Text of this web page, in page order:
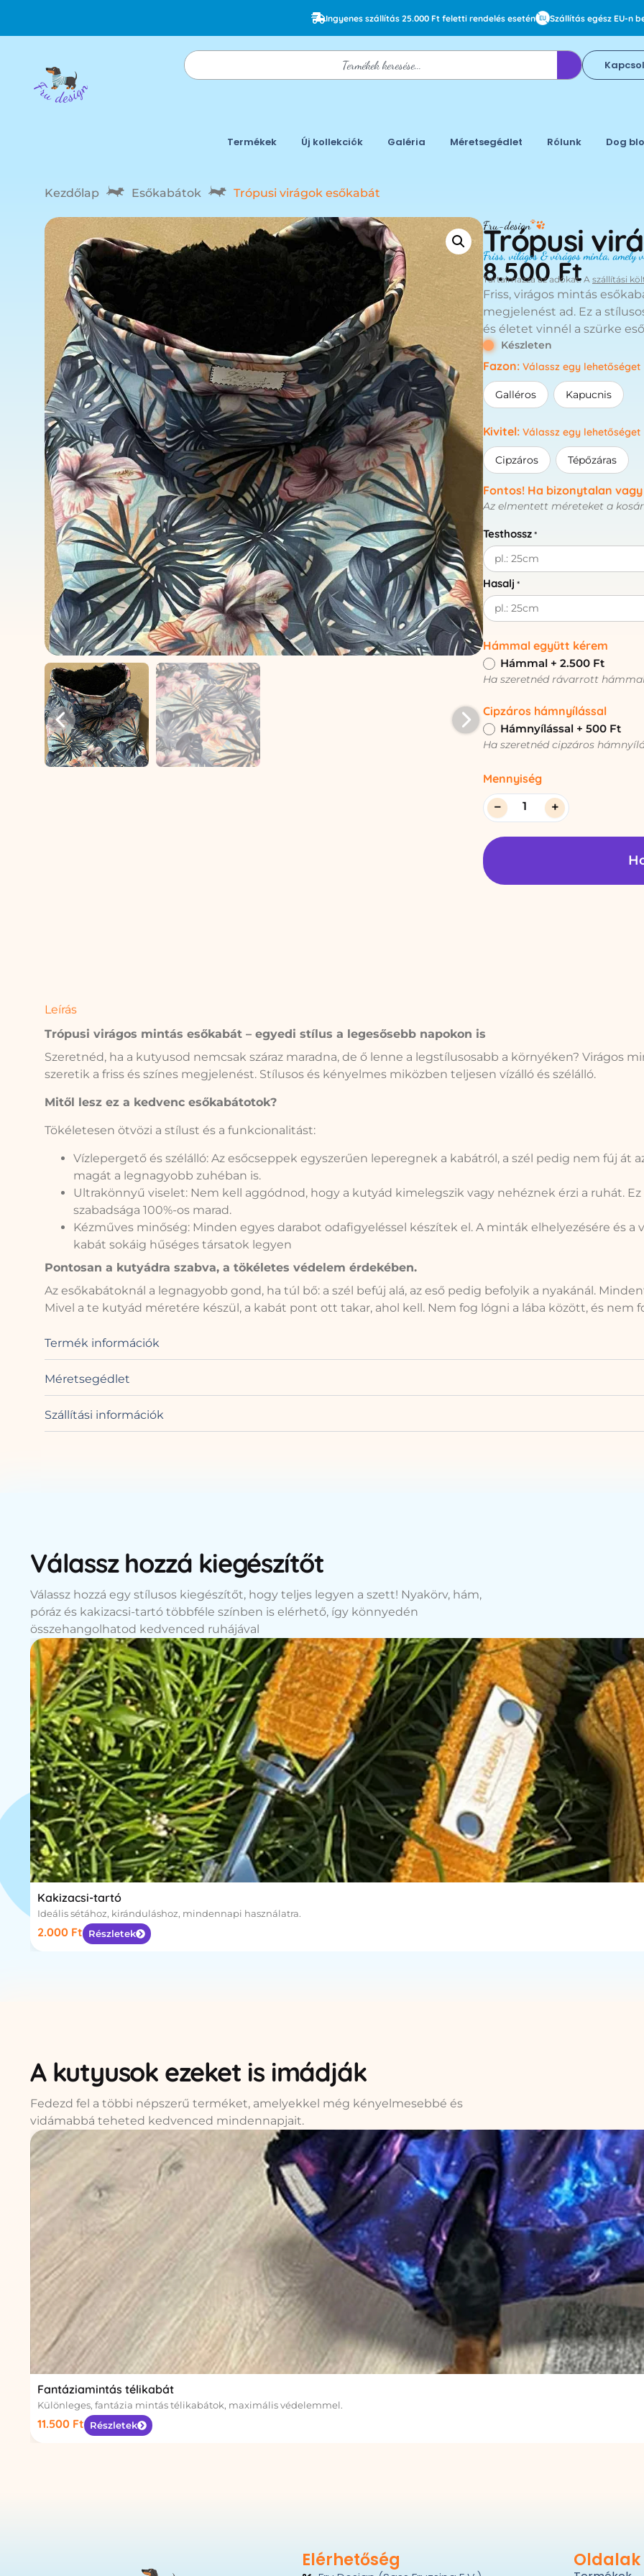
Ingyenes szállítás 25.000 Ft feletti rendelés esetén Szállítás egész EU-n
Termékek Új kollekciók Galéria Méretsegédlet Rólunk Dog
Kezdőlap Esőkabátok Trópusi virágok esőkabát
Fru-design
Trópusi
Friss, világos & virágos minta, amely
8.500Ft
Tartalmazza az adókat. A szállítási
Friss, virágos mintás
megjelenést ad. Ez a
és életet vinnél a szürke
Készleten
Fazon: Válassz egy lehetőséget
Galléros Kapucnis
Kivitel: Válassz egy lehetőséget
Cipzáros Tépőzáras
Fontos! Ha bizonytalan
Az elmentett méreteket a
Testhossz *
Hasalj *
Hámmal együtt kérem
Hámmal + 2.500 Ft
Ha szeretnéd rávarrott
Cipzáros hámnyílással
Hámnyílással + 500 Ft
Ha szeretnéd cipzáros
Mennyiség
− +
Leírás
Trópusi virágos mintás esőkabát – egyedi stílus a legesősebb napokon is
Szeretnéd, ha a kutyusod nemcsak száraz maradna, de ő lenne a legstílusosabb a környéken? Virágos
szeretik a friss és színes megjelenést. Stílusos és kényelmes miközben teljesen vízálló és szélálló.
Mitől lesz ez a kedvenc esőkabátotok?
Tökéletesen ötvözi a stílust és a funkcionalitást:
Vízlepergető és szélálló: Az esőcseppek egyszerűen leperegnek a kabátról, a szél pedig nem fúj át
magát a legnagyobb zuhéban is.
Ultrakönnyű viselet: Nem kell aggódnod, hogy a kutyád kimelegszik vagy nehéznek érzi a ruhát.
szabadsága 100%-os marad.
Kézműves minőség: Minden egyes darabot odafigyeléssel készítek el. A minták elhelyezésére és a
kabát sokáig hűséges társatok legyen
Pontosan a kutyádra szabva, a tökéletes védelem érdekében.
Az esőkabátoknál a legnagyobb gond, ha túl bő: a szél befúj alá, az eső pedig befolyik a nyakánál.
Mivel a te kutyád méretére készül, a kabát pont ott takar, ahol kell. Nem fog lógni a lába között, és nem
Termék információk
Méretsegédlet
Szállítási információk
Válassz hozzá kiegészítőt
Válassz hozzá egy stílusos kiegészítőt, hogy teljes legyen a szett! Nyakörv, hám,
póráz és kakizacsi-tartó többféle színben is elérhető, így könnyedén
összehangolhatod kedvenced ruhájával
Kakizacsi-tartó
Ideális sétához, kiránduláshoz, mindennapi használatra.
2.000 Ft Részletek
A kutyusok ezeket is imádják
Fedezd fel a többi népszerű terméket, amelyekkel még kényelmesebbé és
vidámabbá teheted kedvenced mindennapjait.
Fantáziamintás télikabát
Különleges, fantázia mintás télikabátok, maximális védelemmel.
11.500 Ft Részletek
Elérhetőség Oldalak